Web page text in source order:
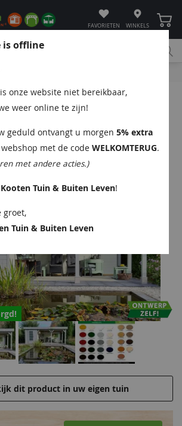
FAVORIETEN WINKELS
600x360 cm 44 mm vuren
dit product in uw eigen tuin
is offline
onze website niet bereikbaar,
weer online te zijn!
geduld ontvangt u morgen5% extra
met de codeWELKOMTERUG.
met andere acties.)
Tuin & Buiten Leven!
groet,
Tuin & Buiten Leven